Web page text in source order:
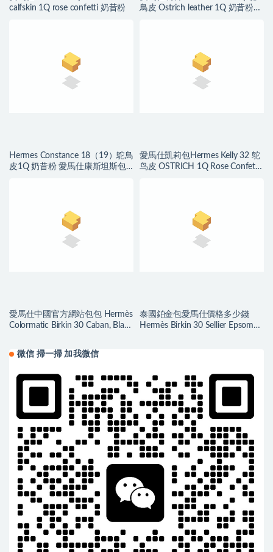
calfskin 1Q rose confetti 奶昔粉
鳥皮 Ostrich leather 1Q 奶昔粉
Hermes Constance 18（19）鴕鳥
皮1Q 奶昔粉 愛馬仕康斯坦斯包
愛馬仕凱莉包Hermes Kelly 32 鸵
鸟皮 OSTRICH 1Q Rose Confetti
愛馬仕中國官方網站包包 Hermès
Colormatic Birkin 30 Caban, Black
泰國鉑金包愛馬仕價格多少錢
Hermès Birkin 30 Sellier Epsom
微信 掃一掃 加我微信